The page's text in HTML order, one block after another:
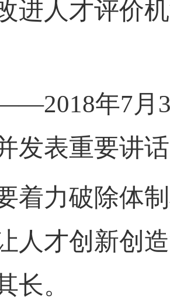
进人才评价
2018年7月
发表重要讲话
力破除体制
人才创新创
长。